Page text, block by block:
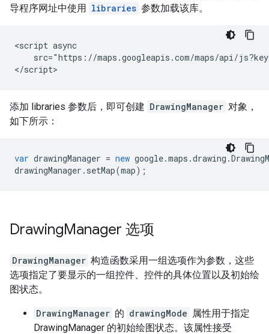
导程序网址中使用 libraries 参数加载该库。
<script async
src="https://maps.googleapis.com/maps/api/
</script>
添加 libraries 参数后，即可创建 DrawingManager 对象，
如下所示：
var drawingManager = new google.maps .drawing .
drawingManager . setMap(map);
DrawingManager 选项
DrawingManager 构造函数采用一组选项作为参数，这些
选项指定了要显示的一组控件、控件的具体位置以及初始绘
图状态。
DrawingManager 的 drawingMode 属性用于指定
DrawingManager 的初始绘图状态。该属性接受